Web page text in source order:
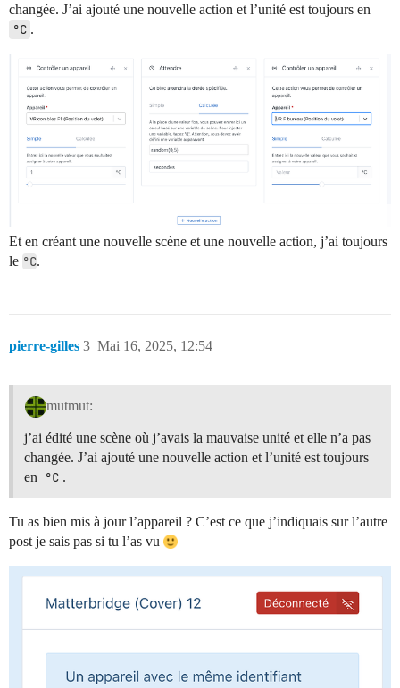
changée. J’ai ajouté une nouvelle action et l’unité est toujours en
°C .
Et en créant une nouvelle scène et une nouvelle action, j’ai toujours
le °C.
pierre-gilles Mai 16, 2025, 12:54
3
mutmut:
j’ai édité une scène où j’avais la mauvaise unité et elle n’a pas
changée. J’ai ajouté une nouvelle action et l’unité est toujours
en
°C .
Tu as bien mis à jour l’appareil ? C’est ce que j’indiquais sur l’autre
post je sais pas si tu l’as vu